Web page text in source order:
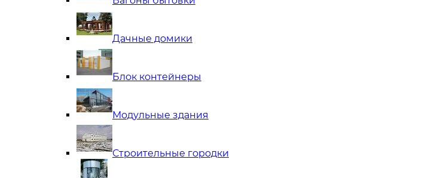
Дачные домики
Блок контейнеры
Модульные здания
Строительные городки